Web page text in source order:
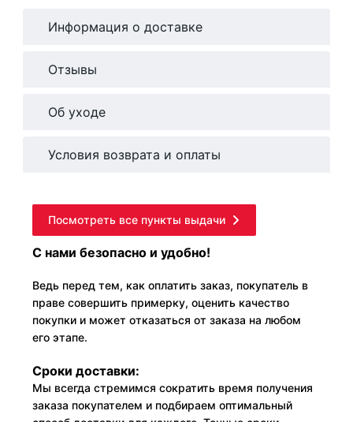
Информация о доставке
Отзывы
Об уходе
Условия возврата и оплаты
Посмотреть все пункты выдачи
С нами безопасно и удобно!
Ведь перед тем, как оплатить заказ, покупатель в
праве совершить примерку, оценить качество
покупки и может отказаться от заказа на любом
его этапе.
Сроки доставки:
Мы всегда стремимся сократить время получения
заказа покупателем и подбираем оптимальный